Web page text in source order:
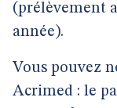
(prélèvement
année).
Vous pouvez
Acrimed : le